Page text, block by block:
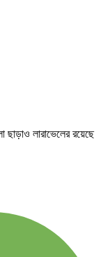
লারাভেলের রয়েছে